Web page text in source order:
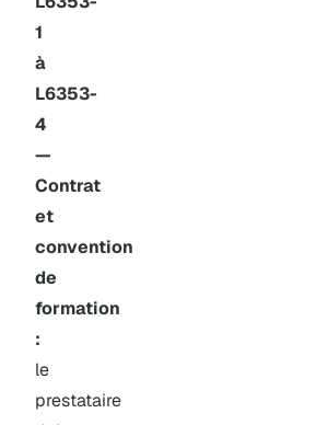
1
à
L6353-
4
—
Contrat
et
convention
de
formation
:
le
prestataire